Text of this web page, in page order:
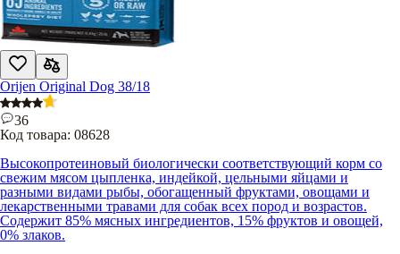
Orijen Original Dog 38/18
36
Код товара: 08628
Высокопротеиновый биологически соответствующий корм со
свежим мясом цыпленка, индейкой, цельными яйцами и
разными видами рыбы, обогащенный фруктами, овощами и
лекарственными травами для собак всех пород и возрастов.
Содержит 85% мясных ингредиентов, 15% фруктов и овощей,
0% злаков.